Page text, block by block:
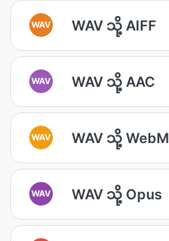
WAV WAV သို့ AIFF
WAV WAV သို့ AAC
WAV WAV သို့ WebM
WAV WAV သို့ Opus